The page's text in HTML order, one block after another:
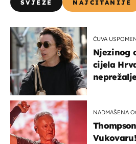
SVJEŽE NAJČITANIJE
ČUVA
Njezinog
cijela
NADMAŠENA